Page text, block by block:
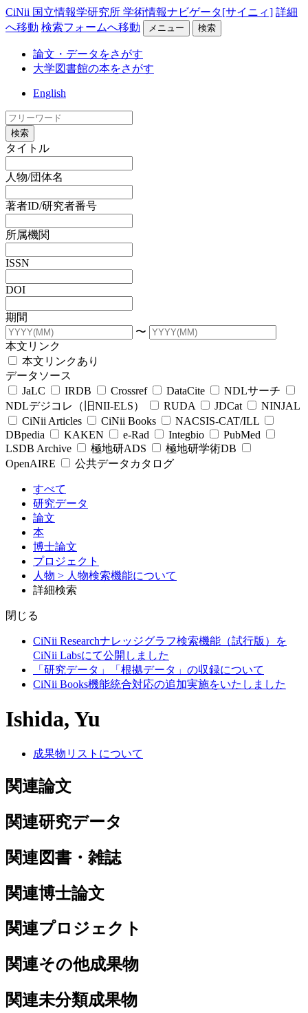
CiNii 国立情報学研究所 学術情報ナビゲータ[サイニィ] 詳細
へ移動 検索フォームへ移動 メニュー 検索
論文・データをさがす
大学図書館の本をさがす
English
検索
タイトル
人物/団体名
著者ID/研究者番号
所属機関
ISSN
DOI
期間
〜
本文リンク
本文リンクあり
データソース
JaLC
IRDB Crossref DataCite
NDLサーチ
NDLデジコレ（旧NII-ELS）
RUDA JDCat
NINJAL
CiNii Articles
CiNii Books
NACSIS-CAT/ILL
DBpedia
KAKEN e-Rad Integbio
PubMed
LSDB Archive
極地研ADS
極地研学術DB
OpenAIRE
公共データカタログ
すべて
研究データ
論文
本
博士論文
プロジェクト
人物 > 人物検索機能について
詳細検索
閉じる
CiNii Researchナレッジグラフ検索機能（試行版）を
CiNii Labsにて公開しました
「研究データ」「根拠データ」の収録について
CiNii Books機能統合対応の追加実施をいたしました
Ishida, Yu
成果物リストについて
関連論文
関連研究データ
関連図書・雑誌
関連博士論文
関連プロジェクト
関連その他成果物
関連未分類成果物